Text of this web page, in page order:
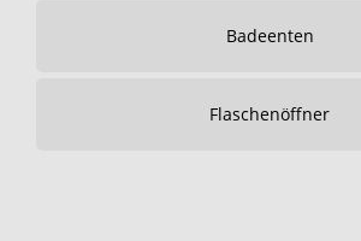
Badeenten
Flaschenöffner